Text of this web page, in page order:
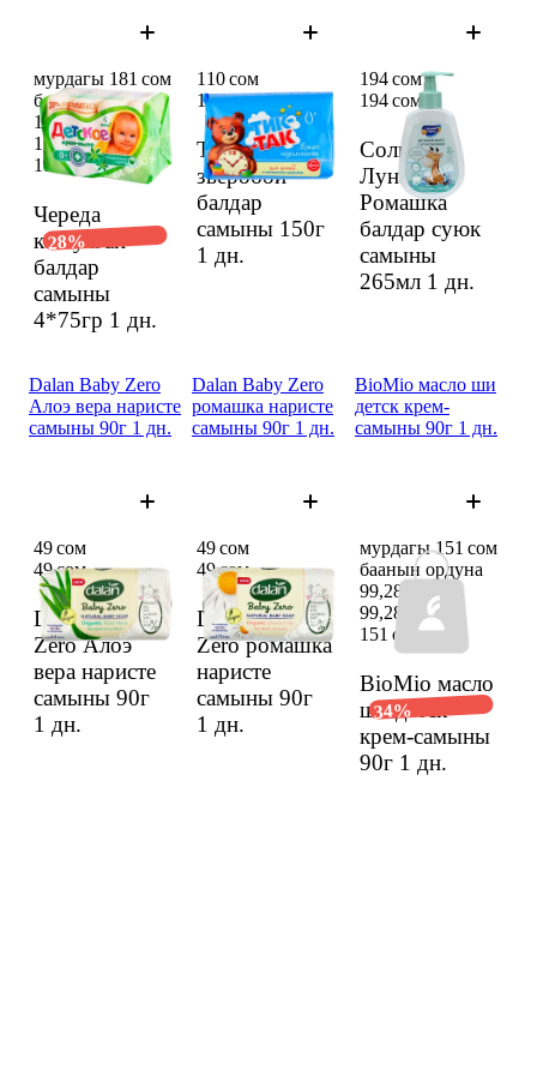
Череда
кошулган
балдар
самыны
4*75гр 1 дн.
мурдагы 181 сом
баанын ордуна
129,48 сом
129,48 сом
181 сом
28%
Тик-Так
зверобой
балдар
самыны 150г
1 дн.
110 сом
110 сом
Солнце и
Луна
Ромашка
балдар суюк
самыны
265мл 1 дн.
194 сом
194 сом
Dalan Baby Zero
Алоэ вера наристе
самыны 90г 1 дн.
Dalan Baby
Zero Алоэ
вера наристе
самыны 90г
1 дн.
49 сом
49 сом
Dalan Baby Zero
ромашка наристе
самыны 90г 1 дн.
Dalan Baby
Zero ромашка
наристе
самыны 90г
1 дн.
49 сом
49 сом
BioMio масло ши
детск крем-
самыны 90г 1 дн.
BioMio масло
ши детск
крем-самыны
90г 1 дн.
мурдагы 151 сом
баанын ордуна
99,28 сом
99,28 сом
151 сом
34%